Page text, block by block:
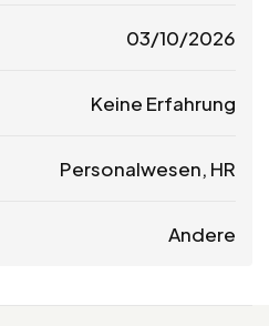
03/10/2026
Keine Erfahrung
Personalwesen, HR
Andere